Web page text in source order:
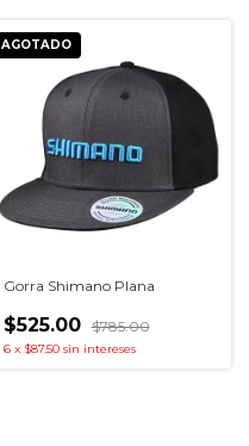
AGOTADO
Gorra Shimano Plana
$525.00 $785.00
6 x $87.50 sin intereses